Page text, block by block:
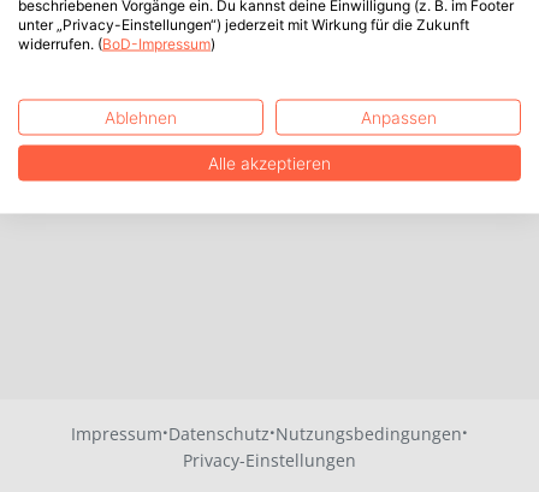
Impressum·Datenschutz·Nutzungsbedingungen·
Privacy-Einstellungen
beschriebenen Vorgänge ein. Du kannst deine Einwilligung (z. B. im Footer
unter „Privacy-Einstellungen“) jederzeit mit Wirkung für die Zukunft
widerrufen. (BoD-Impressum)
Ablehnen Anpassen
Alle akzeptieren